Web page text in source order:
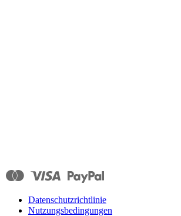
Datenschutzrichtlinie
Nutzungsbedingungen